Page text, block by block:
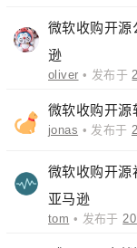
微软收购开源
逊
oliver • 发布于
微软收购开源
jonas • 发布于
微软收购开源
亚马逊
tom • 发布于